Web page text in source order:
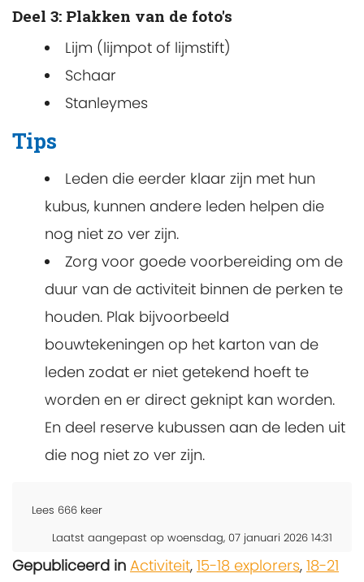
Deel 3: Plakken van de foto's
Lijm (lijmpot of lijmstift)
Schaar
Stanleymes
Tips
Leden die eerder klaar zijn met hun
kubus, kunnen andere leden helpen die
nog niet zo ver zijn.
Zorg voor goede voorbereiding om de
duur van de activiteit binnen de perken te
houden. Plak bijvoorbeeld
bouwtekeningen op het karton van de
leden zodat er niet getekend hoeft te
worden en er direct geknipt kan worden.
En deel reserve kubussen aan de leden uit
die nog niet zo ver zijn.
Lees 666 keer
Laatst aangepast op woensdag, 07 januari 2026 14:31
Gepubliceerd in Activiteit, 15-18 explorers, 18-21